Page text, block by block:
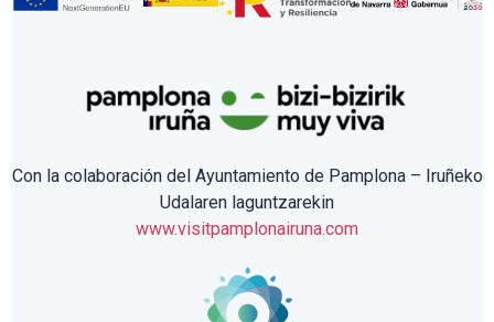
Con la colaboración del Ayuntamiento de Pamplona – Iruñeko
Udalaren laguntzarekin
www.visitpamplonairuna.com